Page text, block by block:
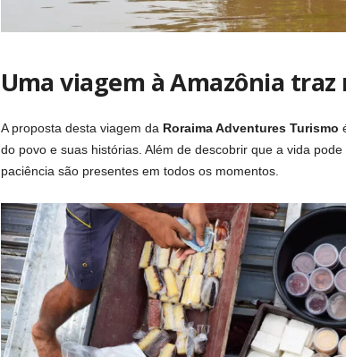
Uma viagem à Amazônia
A proposta desta viagem da Roraima Adventures Turismo
do povo e suas histórias. Além de descobrir que a vida
paciência são presentes em todos os momentos.